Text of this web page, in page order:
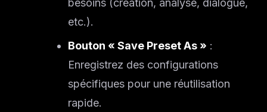
Solutions
À propos
Blog IA
besoins (création, analyse, dialogue,
etc.).
Bouton « Save Preset As » :
Enregistrez des configurations
spécifiques pour une réutilisation
rapide.